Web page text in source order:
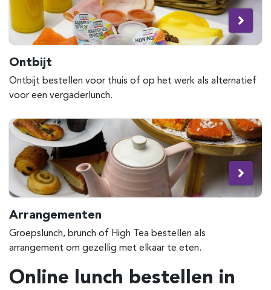
Ontbijt
Ontbijt bestellen voor thuis of op het werk als alternatief
voor een vergaderlunch.
Arrangementen
Groepslunch, brunch of High Tea bestellen als
arrangement om gezellig met elkaar te eten.
Online lunch bestellen in